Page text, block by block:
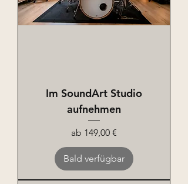
Im SoundArt Studio
aufnehmen
ab 149,00 €
Sale-Preis
Bald verfügbar